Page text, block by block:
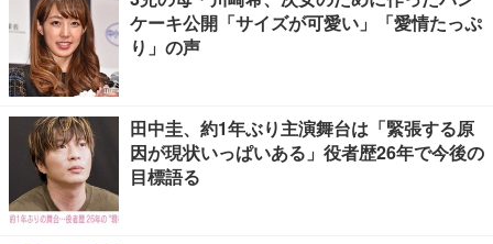
ケーキ公開「サイズが可愛い」「愛情たっぷ
り」の声
田中圭、約1年ぶり主演舞台は「緊張する原
因が現状いっぱいある」役者歴26年で今後の
目標語る